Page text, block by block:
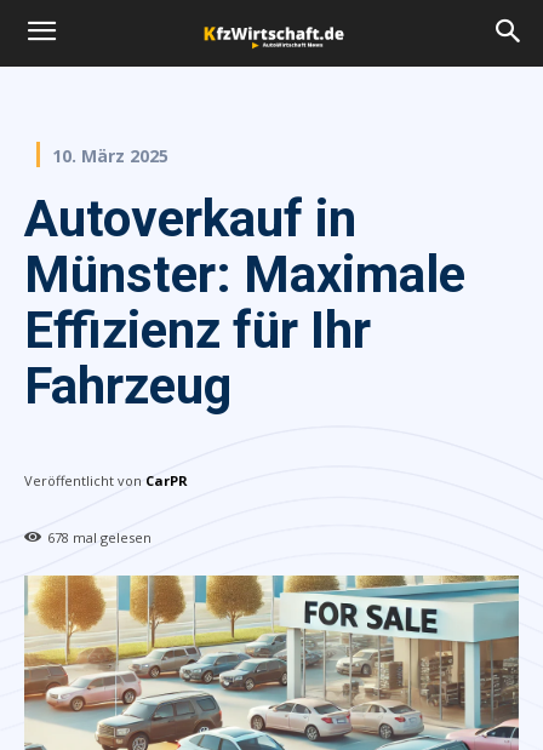
10. März 2025
Autoverkauf in
Münster: Maximale
Effizienz für Ihr
Fahrzeug
Veröffentlicht von CarPR
678 mal gelesen